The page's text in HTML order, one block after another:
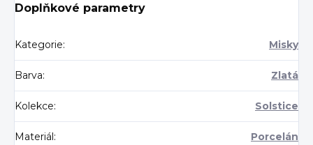
Doplňkové parametry
Kategorie: Misky
Barva: Zlatá
Kolekce: Solstice
Materiál: Porcelán